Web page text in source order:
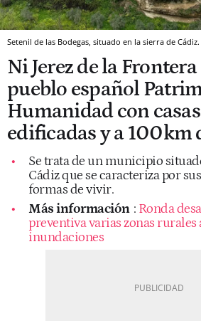
Setenil de las Bodegas, situado en la sierra de Cádiz.
Ni Jerez de la
pueblo español
Humanidad con
edificadas y a 100km
Se trata de un municipio
Cádiz que se caracteriza por
formas de vivir.
Más información : Ronda
preventiva varias zonas rurales
inundaciones